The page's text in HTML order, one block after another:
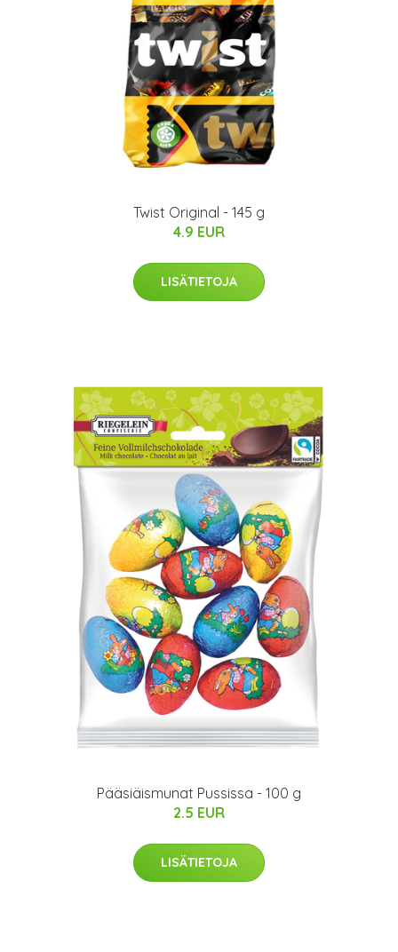
Twist Original - 145 g
4.9 EUR
LISÄTIETOJA
Pääsiäismunat Pussissa - 100 g
2.5 EUR
LISÄTIETOJA